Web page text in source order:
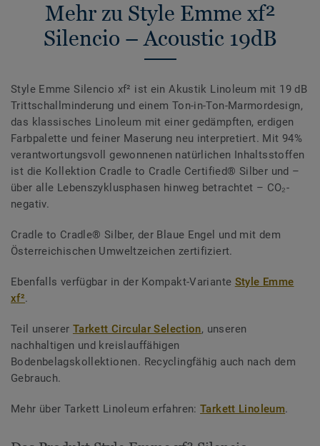
Mehr zu Style Emme xf²
Silencio – Acoustic 19dB
Style Emme Silencio xf² ist ein Akustik Linoleum mit 19 dB
Trittschallminderung und einem Ton-in-Ton-Marmordesign,
das klassisches Linoleum mit einer gedämpften, erdigen
Farbpalette und feiner Maserung neu interpretiert. Mit 94%
verantwortungsvoll gewonnenen natürlichen Inhaltsstoffen
ist die Kollektion Cradle to Cradle Certified® Silber und –
über alle Lebenszyklusphasen hinweg betrachtet – CO₂-
negativ.
Cradle to Cradle® Silber, der Blaue Engel und mit dem
Österreichischen Umweltzeichen zertifiziert.
Ebenfalls verfügbar in der Kompakt-Variante Style Emme
xf².
Teil unserer Tarkett Circular Selection, unseren
nachhaltigen und kreislauffähigen
Bodenbelagskollektionen. Recyclingfähig auch nach dem
Gebrauch.
Mehr über Tarkett Linoleum erfahren:Tarkett Linoleum.